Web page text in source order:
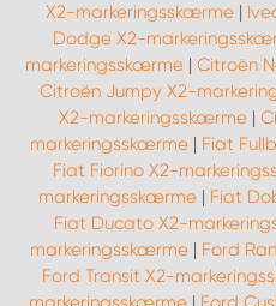
X2-markeringsskærme|
Dodge X2-
markeringsskærme| Citroën
Citroën Jumpy X2-
X2-markeringsskærme |
markeringsskærme| Fiat
Fiat Fiorino X2-
markeringsskærme | Fiat
Fiat Ducato X2-
markeringsskærme | Ford
Ford Transit X2-